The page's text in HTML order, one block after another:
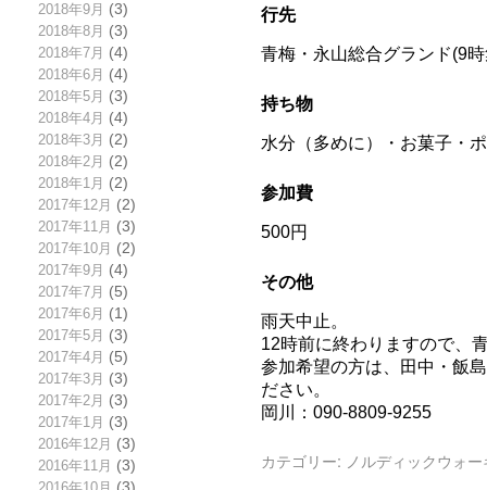
2018年9月 (3)
2018年8月 (3)
2018年7月 (4)
2018年6月 (4)
2018年5月 (3)
2018年4月 (4)
2018年3月 (2)
2018年2月 (2)
2018年1月 (2)
2017年12月 (2)
2017年11月 (3)
2017年10月 (2)
2017年9月 (4)
2017年7月 (5)
2017年6月 (1)
2017年5月 (3)
2017年4月 (5)
2017年3月 (3)
2017年2月 (3)
2017年1月 (3)
2016年12月 (3)
2016年11月 (3)
行先
青梅・永山総合グランド(9
持ち物
水分（多めに）・お菓子・
参加費
500円
その他
雨天中止。
12時前に終わりますので、
参加希望の方は、田中・飯
ださい。
岡川：090-8809-9255
カテゴリー: ノルディックウォ